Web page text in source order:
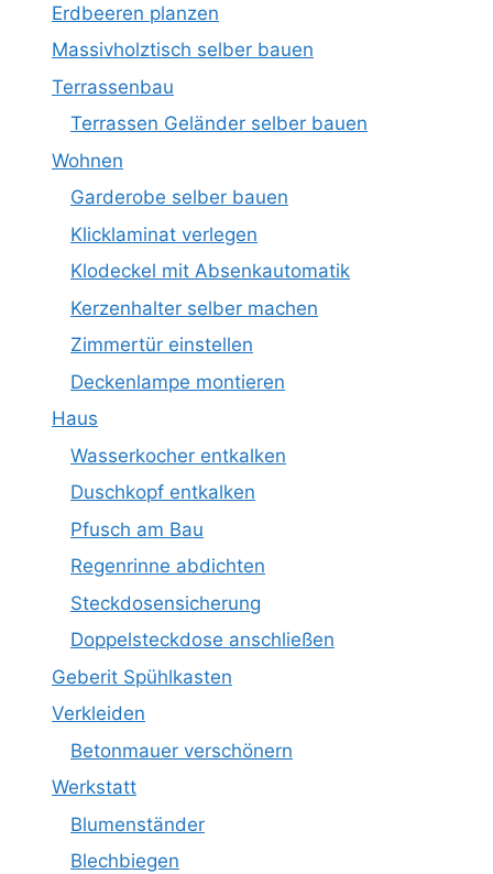
Erdbeeren planzen
Massivholztisch selber bauen
Terrassenbau
Terrassen Geländer selber bauen
Wohnen
Garderobe selber bauen
Klicklaminat verlegen
Klodeckel mit Absenkautomatik
Kerzenhalter selber machen
Zimmertür einstellen
Deckenlampe montieren
Haus
Wasserkocher entkalken
Duschkopf entkalken
Pfusch am Bau
Regenrinne abdichten
Steckdosensicherung
Doppelsteckdose anschließen
Geberit Spühlkasten
Verkleiden
Betonmauer verschönern
Werkstatt
Blumenständer
Blechbiegen